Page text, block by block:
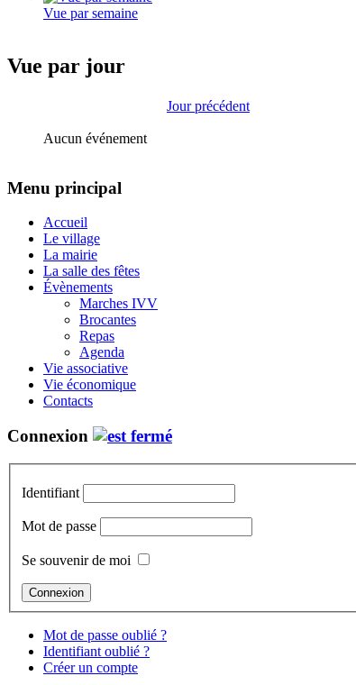
Vue par semaine
Vue par jour
Jour précédent
Aucun événement
Menu principal
Accueil
Le village
La mairie
La salle des fêtes
Évènements
Marches IVV
Brocantes
Repas
Agenda
Vie associative
Vie économique
Contacts
Connexion
Identifiant
Mot de passe
Se souvenir de moi
Mot de passe oublié ?
Identifiant oublié ?
Créer un compte